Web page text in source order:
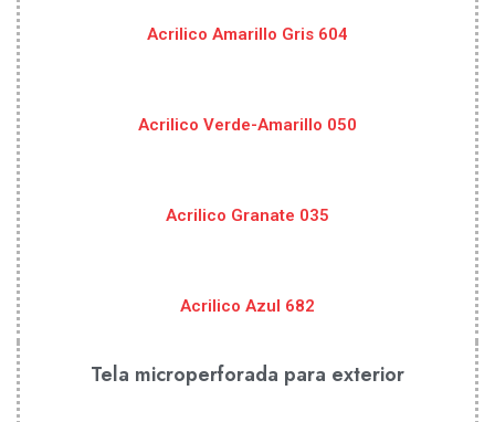
Acrilico Amarillo Gris 604
Acrilico Verde-Amarillo 050
Acrilico Granate 035
Acrilico Azul 682
Tela microperforada para exterior